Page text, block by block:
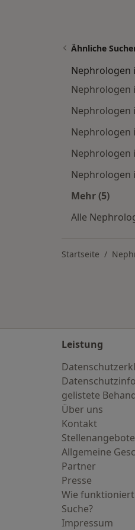
Ähnliche
Nephrologen
Nephrologen
Nephrologen
Nephrologen
Nephrologen
Nephrologen
Mehr (5)
Alle
Startseite
Leistung
gelistete
Über uns
Kontakt
Stellenangebote
Allgemeine
Partner
Presse
Wie funktioniert
Suche?
Impressum